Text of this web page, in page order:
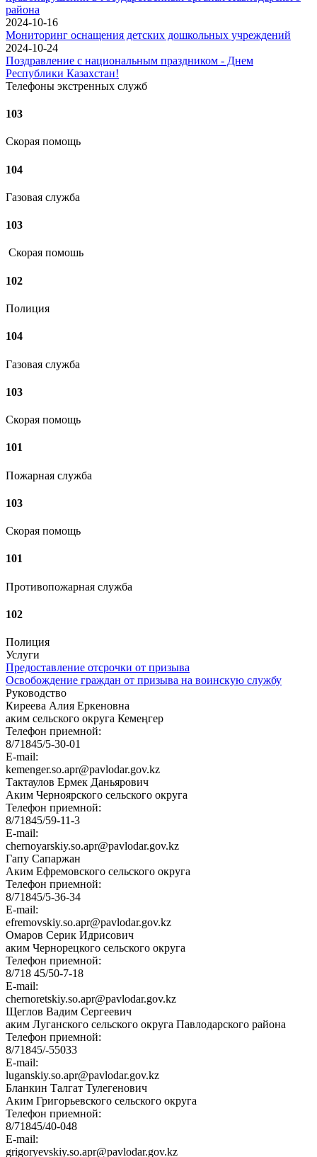
района
2024-10-16
Мониторинг оснащения детских дошкольных учреждений
2024-10-24
Поздравление с национальным праздником - Днем
Республики Казахстан!
Телефоны экстренных служб
103
Скорая помощь
104
Газовая служба
103
Скорая помошь
102
Полиция
104
Газовая служба
103
Скорая помощь
101
Пожарная служба
103
Скорая помощь
101
Противопожарная служба
102
Полиция
Услуги
Предоставление отсрочки от призыва
Освобождение граждан от призыва на воинскую службу
Руководство
Киреева Алия Еркеновна
аким сельского округа Кемеңгер
Телефон приемной:
8/71845/5-30-01
E-mail:
kemenger.so.apr@pavlodar.gov.kz
Тактаулов Ермек Даньярович
Аким Черноярского сельского округа
Телефон приемной:
8/71845/59-11-3
E-mail:
chernoyarskiy.so.apr@pavlodar.gov.kz
Гапу Сапаржан
Аким Ефремовского сельского округа
Телефон приемной:
8/71845/5-36-34
E-mail:
efremovskiy.so.apr@pavlodar.gov.kz
Омаров Серик Идрисович
аким Чернорецкого сельского округа
Телефон приемной:
8/718 45/50-7-18
E-mail:
chernoretskiy.so.apr@pavlodar.gov.kz
Щеглов Вадим Сергеевич
аким Луганского сельского округа Павлодарского района
Телефон приемной:
8/71845/-55033
E-mail:
luganskiy.so.apr@pavlodar.gov.kz
Бланкин Талгат Тулегенович
Аким Григорьевского сельского округа
Телефон приемной:
8/71845/40-048
E-mail:
grigoryevskiy.so.apr@pavlodar.gov.kz